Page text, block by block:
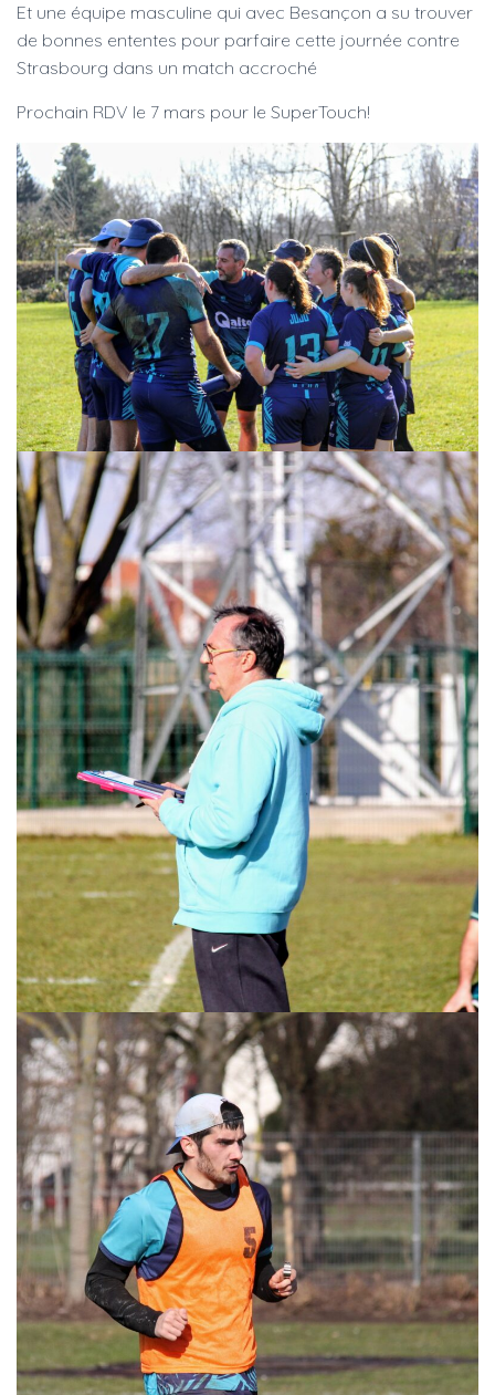
Et une équipe masculine qui avec Besançon a su trouver
de bonnes ententes pour parfaire cette journée contre
Strasbourg dans un match accroché
Prochain RDV le 7 mars pour le SuperTouch!